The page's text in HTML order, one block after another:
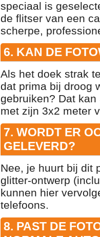
speciaal is
de flitser van een
scherpe,
6. KAN DE
Als het doek strak
dat prima bij droog
gebruiken? Dat
met zijn 3x2 meter
7. WORDT ER
GELEVERD?
Nee, je huurt bij dit
glitter-ontwerp
kunnen hier
telefoons.
8. PAST DE